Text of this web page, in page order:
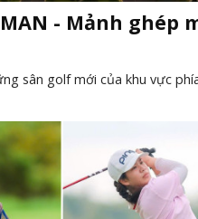
- Mảnh ghép
sân golf mới của khu vực